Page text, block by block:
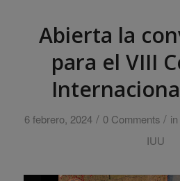
Abierta la
para el VIII
6 febrero, 2024 / 0 Comments / in
IUU